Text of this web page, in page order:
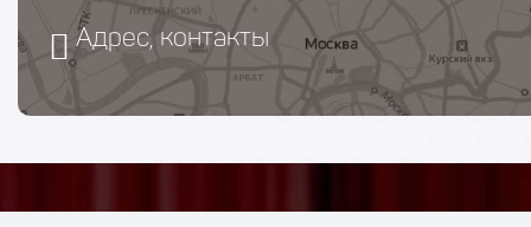
Адрес, контакты